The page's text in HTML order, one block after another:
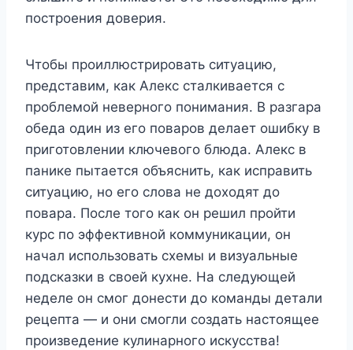
построения доверия.
Чтобы проиллюстрировать ситуацию,
представим, как Алекс сталкивается с
проблемой неверного понимания. В разгара
обеда один из его поваров делает ошибку в
приготовлении ключевого блюда. Алекс в
панике пытается объяснить, как исправить
ситуацию, но его слова не доходят до
повара. После того как он решил пройти
курс по эффективной коммуникации, он
начал использовать схемы и визуальные
подсказки в своей кухне. На следующей
неделе он смог донести до команды детали
рецепта — и они смогли создать настоящее
произведение кулинарного искусства!